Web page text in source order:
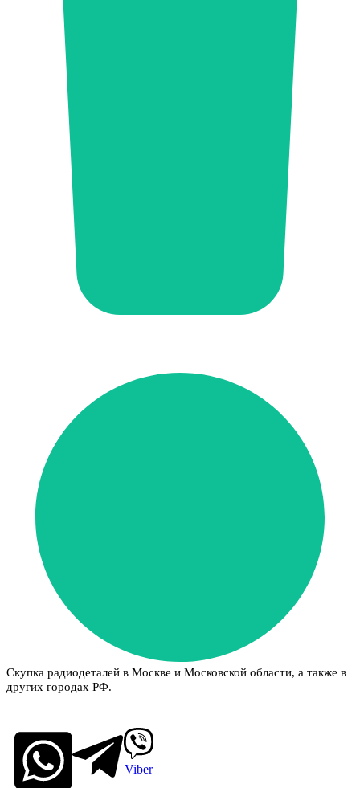
Скупка радиодеталей в Москве и Московской области, а также в
других городах РФ.
Viber